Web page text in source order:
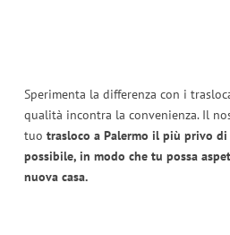
Sperimenta la differenza con i
qualità incontra la convenienza. Il
tuo trasloco a Palermo il più privo di
possibile, in modo che tu possa
nuova casa.